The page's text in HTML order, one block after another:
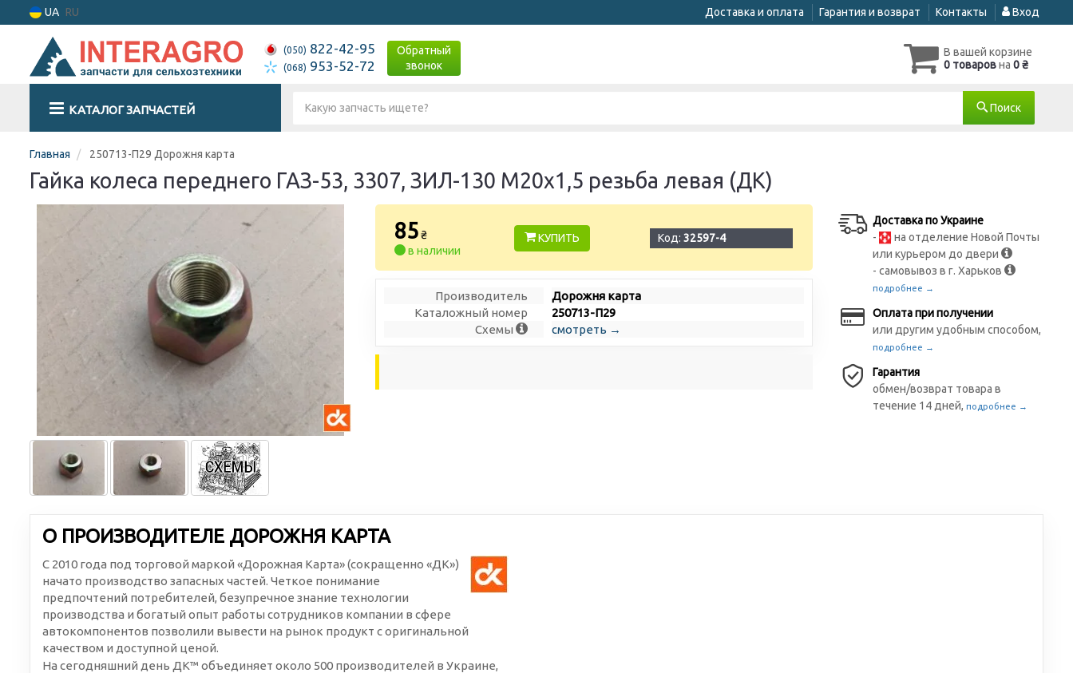
UA RU Доставка и оплата Гарантия и возврат Контакты Вход
(050) 822-42-95
(068) 953-52-72
Обратный
звонок
В вашей корзине
0 товаровна 0 ₴
КАТАЛОГ ЗАПЧАСТЕЙ Поиск
Главная 250713-П29 Дорожня карта
Гайка колеса переднего ГАЗ-53, 3307, ЗИЛ-130 М20х1,5 резьба левая (ДК)
85 ₴
в наличии
КУПИТЬ Код:32597-4
Производитель
Дорожня карта
Каталожный номер
250713-П29
Схемы
смотреть →
Доставка по Украине
-
на отделение Новой Почты
или курьером до двери
- самовывоз в г. Харьков
подробнее →
Оплата при получении
или другим удобным способом,
подробнее →
Гарантия
обмен/возврат товара в
течение 14 дней,подробнее →
О ПРОИЗВОДИТЕЛЕ ДОРОЖНЯ КАРТА
С 2010 года под торговой маркой «Дорожная Карта» (сокращенно «ДК»)
начато производство запасных частей. Четкое понимание
предпочтений потребителей, безупречное знание технологии
производства и богатый опыт работы сотрудников компании в сфере
автокомпонентов позволили вывести на рынок продукт с оригинальной
качеством и доступной ценой.
На сегодняшний день ДК™ объединяет около 500 производителей в Украине,